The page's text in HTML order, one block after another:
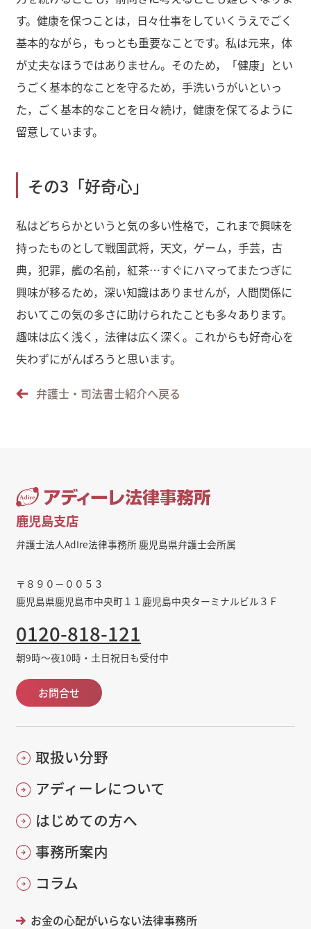
す。健康を保つことは，日々仕事をしていくうえでごく
基本的ながら，もっとも重要なことです。私は元来，体
が丈夫なほうではありません。そのため，「健康」とい
うごく基本的なことを守るため，手洗いうがいといっ
た，ごく基本的なことを日々続け，健康を保てるように
留意しています。
その3「好奇心」
私はどちらかというと気の多い性格で，これまで興味を
持ったものとして戦国武将，天文，ゲーム，手芸，古
典，犯罪，艦の名前，紅茶…すぐにハマってまたつぎに
興味が移るため，深い知識はありませんが，人間関係に
おいてこの気の多さに助けられたことも多々あります。
趣味は広く浅く，法律は広く深く。これからも好奇心を
失わずにがんばろうと思います。
弁護士・司法書士紹介へ戻る
鹿児島支店
弁護士法人AdIre法律事務所 鹿児島県弁護士会所属
〒８９０－００５３
鹿児島県鹿児島市中央町１１鹿児島中央ターミナルビル３Ｆ
0120-818-121
朝9時～夜10時・土日祝日も受付中
お問合せ
取扱い分野
アディーレについて
はじめての方へ
事務所案内
コラム
お金の心配がいらない法律事務所